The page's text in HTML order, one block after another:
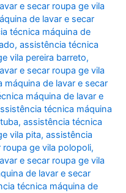
e secar roupa ge vila
de lavar e secar
técnica máquina de
,assistência técnica
vila pereira barreto,
e secar roupa ge vila
máquina de lavar e secar
máquina de lavar e
técnica máquina
,assistência técnica
vila pita,assistência
roupa ge vila polopoli,
e secar roupa ge vila
de lavar e secar
técnica máquina de